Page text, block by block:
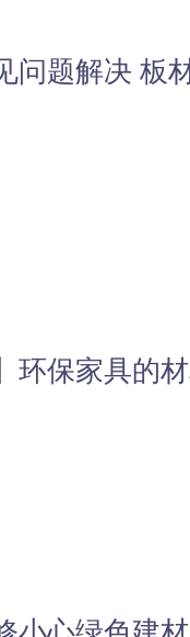
环保家具的